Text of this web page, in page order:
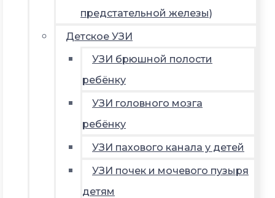
предстательной железы)
Детское УЗИ
УЗИ брюшной полости
ребёнку
УЗИ головного мозга
ребёнку
УЗИ пахового канала у детей
УЗИ почек и мочевого пузыря
детям